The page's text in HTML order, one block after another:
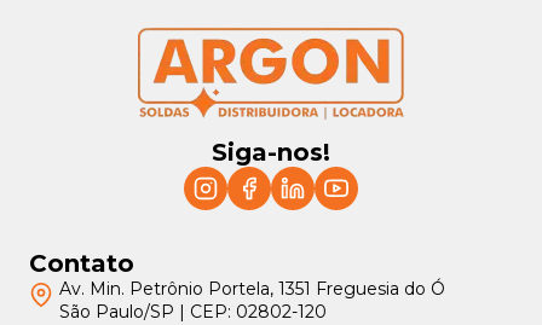
Siga-nos!
Contato
Av. Min. Petrônio Portela, 1351 Freguesia do Ó
São Paulo/SP | CEP: 02802-120